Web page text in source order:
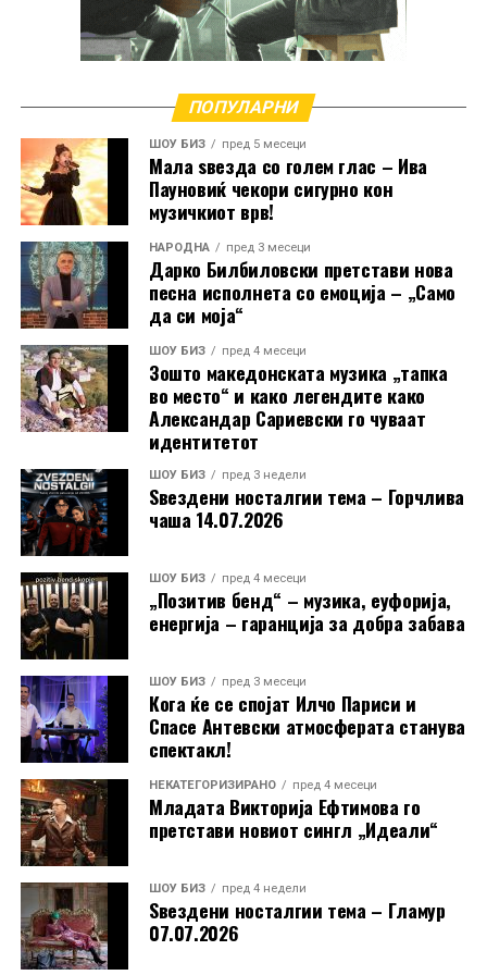
очекуваат песната како вистинска патриотска и
емотивна музичка приказна која може да допре до
срцата на Македонците ширум светот.
Стефанија испрати и искрена порака до своите
поддржувачи: „Сакам јавно на сите да се
заблагодарам за целата поддршка што ми ја
пружате. Започнав од нула, а сега стигнав до 4700
следачи на Инстаграм. Ве сакам!“
Токму оваа скромност, искреност и благодарност ја
прават уште поблиска до публиката. Во време кога
младите често се губат во трендови без вредност,
Димче Ѓорѓиовски и Стефанија Костадинова
испраќаат поинаква порака, дека македонската
песна, традиција и емоција сè уште имаат иднина.
ПОПУЛАРНИ
ШОУ БИЗ пред 5 месеци
Мала ѕвезда со голем глас – Ива
Пауновиќ чекори сигурно кон
музичкиот врв!
НАРОДНА пред 3 месеци
Дарко Билбиловски претстави нова
песна исполнета со емоција – „Само
да си моја“
ШОУ БИЗ пред 4 месеци
Зошто македонската музика „тапка
во место“ и како легендите како
Александар Сариевски го чуваат
идентитетот
ШОУ БИЗ пред 3 недели
Ѕвездени носталгии тема – Горчлива
чаша 14.07.2026
ШОУ БИЗ пред 4 месеци
„Позитив бенд“ – музика, еуфорија,
енергија – гаранција за добра забава
ШОУ БИЗ пред 3 месеци
Кога ќе се спојат Илчо Париси и
Спасе Антевски атмосферата станува
спектакл!
НЕКАТЕГОРИЗИРАНО пред 4 месеци
Младата Викторија Ефтимова го
претстави новиот сингл „Идеали“
ШОУ БИЗ пред 4 недели
Ѕвездени носталгии тема – Гламур
07.07.2026